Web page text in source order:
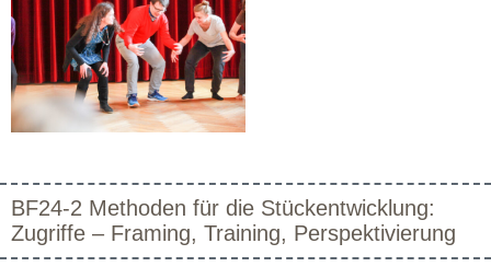
BF24-2 Methoden für die Stückentwicklung:
Zugriffe – Framing, Training, Perspektivierung